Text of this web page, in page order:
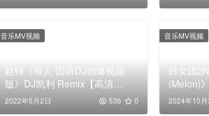
赵钶《有人-国语DJ劲爆视频
版》DJ凯利 Remix【高清
MP4】
2022年5月2日 536 0
音乐MV视频
韩女团
(Melon)
MP4下载
2024年10月
音乐MV视频